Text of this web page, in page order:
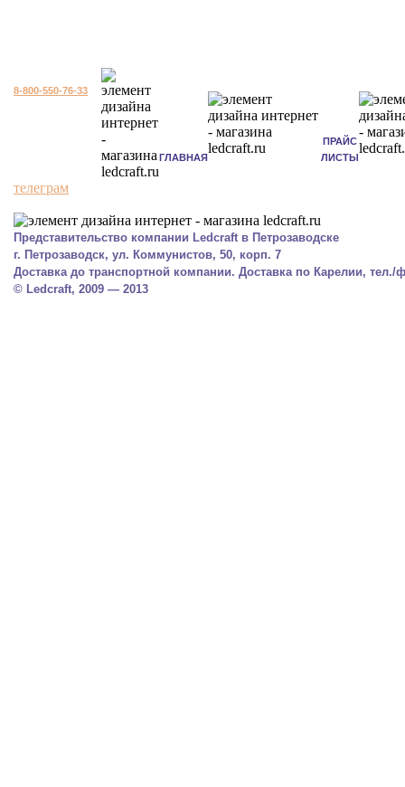
8-800-550-76-33
ГЛАВНАЯ
ПРАЙС
ЛИСТЫ
телеграм
Представительство компании Ledcraft в Петрозаводске
г. Петрозаводск, ул. Коммунистов, 50, корп. 7
Доставка до транспортной компании. Доставка по Карелии, тел./
© Ledcraft, 2009 — 2013